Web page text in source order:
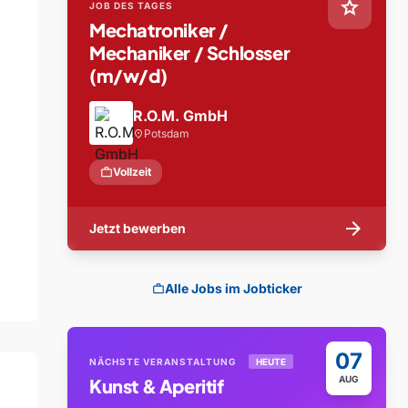
star
JOB DES TAGES
Mechatroniker /
Mechaniker / Schlosser
(m/w/d)
R.O.M. GmbH
location_on Potsdam
workVollzeit
Jetzt bewerben arrow_forward
workAlle Jobs im Jobticker
07
AUG
NÄCHSTE VERANSTALTUNG HEUTE
Kunst & Aperitif